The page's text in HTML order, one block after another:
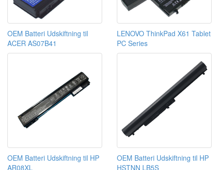
OEM Batteri Udskiftning til
ACER AS07B41
LENOVO ThinkPad X61 Tablet
PC Series
OEM Batteri Udskiftning til HP
AR08XL
OEM Batteri Udskiftning til HP
HSTNN LB5S